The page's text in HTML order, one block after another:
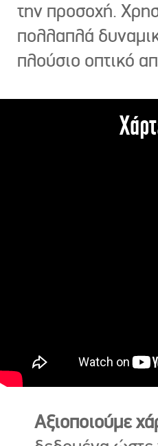
την προσοχή.
πολλαπλά
πλούσιο οπτικό
Αξιοποιούμε